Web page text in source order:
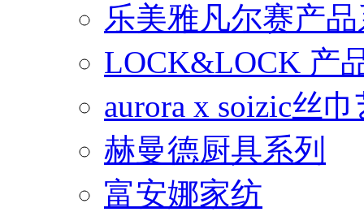
乐美雅凡尔赛产
LOCK&LOCK 产
aurora x soizic丝
赫曼德厨具系列
富安娜家纺